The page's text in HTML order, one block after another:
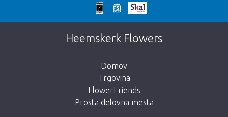
We're sorry
This page does not exist. Click on the
button below to return to the shop.
Heemskerk Flowers
Domov
Trgovina
FlowerFriends
Prosta delovna mesta